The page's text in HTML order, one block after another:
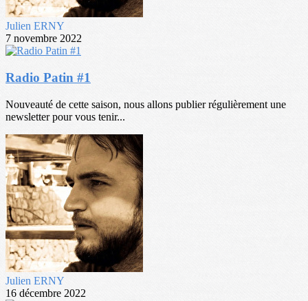
Julien ERNY
7 novembre 2022
Radio Patin #1
Nouveauté de cette saison, nous allons publier régulièrement une
newsletter pour vous tenir...
Julien ERNY
16 décembre 2022